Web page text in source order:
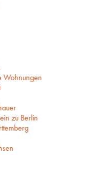
Wohnungen
zu Berlin